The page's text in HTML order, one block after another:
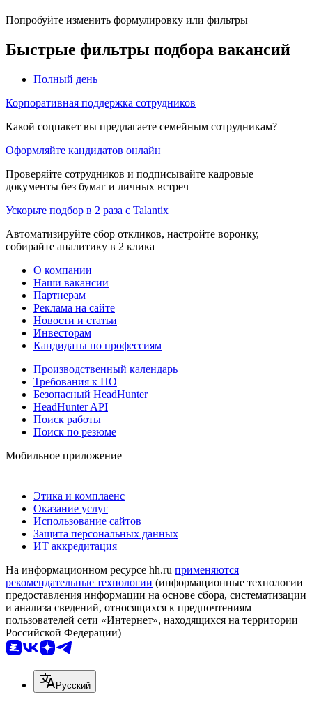
Попробуйте изменить формулировку или фильтры
Быстрые фильтры подбора вакансий
Полный день
Корпоративная поддержка сотрудников
Какой соцпакет вы предлагаете семейным сотрудникам?
Оформляйте кандидатов онлайн
Проверяйте сотрудников и подписывайте кадровые
документы без бумаг и личных встреч
Ускорьте подбор в 2 раза с Talantix
Автоматизируйте сбор откликов, настройте воронку,
собирайте аналитику в 2 клика
О компании
Наши вакансии
Партнерам
Реклама на сайте
Новости и статьи
Инвесторам
Кандидаты по профессиям
Производственный календарь
Требования к ПО
Безопасный HeadHunter
HeadHunter API
Поиск работы
Поиск по резюме
Мобильное приложение
Этика и комплаенс
Оказание услуг
Использование сайтов
Защита персональных данных
ИТ аккредитация
На информационном ресурсе hh.ru применяются
рекомендательные технологии (информационные технологии
предоставления информации на основе сбора, систематизации
и анализа сведений, относящихся к предпочтениям
пользователей сети «Интернет», находящихся на территории
Российской Федерации)
Русский